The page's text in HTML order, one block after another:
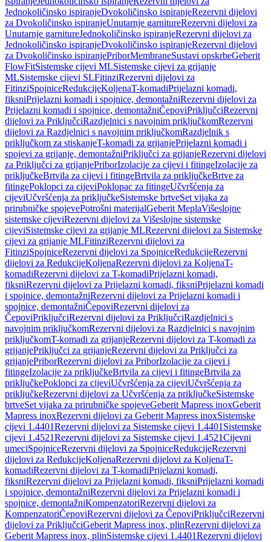
Jednokoličinsko ispiranjeDvokoličinsko ispiranjeRezervni dijelovi
za Dvokoličinsko ispiranjeUnutarnje garnitureRezervni dijelovi za
Unutarnje garnitureJednokoličinsko ispiranjeRezervni dijelovi za
Jednokoličinsko ispiranjeDvokoličinsko ispiranjeRezervni dijelovi
za Dvokoličinsko ispiranjePriborMembraneSustavi opskrbeGeberit
FlowFitSistemske cijevi MLSistemske cijevi za grijanje
MLSistemske cijevi SLFitinziRezervni dijelovi za
FitinziSpojniceRedukcijeKoljenaT-komadiPrijelazni komadi,
fiksniPrijelazni komadi i spojnice, demontažniRezervni dijelovi za
Prijelazni komadi i spojnice, demontažniČepoviPriključciRezervni
dijelovi za PriključciRazdjelnici s navojnim priključkomRezervni
dijelovi za Razdjelnici s navojnim priključkomRazdjelnik s
priključkom za stiskanjeT-komadi za grijanjePrijelazni komadi i
spojevi za grijanje, demontažniPriključci za grijanjeRezervni dijelovi
za Priključci za grijanjePriborIzolacije za cijevi i fitingeIzolacije za
priključkeBrtvila za cijevi i fitingeBrtvila za priključkeBrtve za
fitingePoklopci za cijeviPoklopac za fitingeUčvršćenja za
cijeviUčvršćenja za priključkeSistemske brtveSet vijaka za
prirubničke spojevePotrošni materijalGeberit MeplaVišeslojne
sistemske cijeviRezervni dijelovi za Višeslojne sistemske
cijeviSistemske cijevi za grijanje MLRezervni dijelovi za Sistemske
cijevi za grijanje MLFitinziRezervni dijelovi za
FitinziSpojniceRezervni dijelovi za SpojniceRedukcijeRezervni
dijelovi za RedukcijeKoljenaRezervni dijelovi za KoljenaT-
komadiRezervni dijelovi za T-komadiPrijelazni komadi,
fiksniRezervni dijelovi za Prijelazni komadi, fiksniPrijelazni komadi
i spojnice, demontažniRezervni dijelovi za Prijelazni komadi i
spojnice, demontažniČepoviRezervni dijelovi za
ČepoviPriključciRezervni dijelovi za PriključciRazdjelnici s
navojnim priključkomRezervni dijelovi za Razdjelnici s navojnim
priključkomT-komadi za grijanjeRezervni dijelovi za T-komadi za
grijanjePriključci za grijanjeRezervni dijelovi za Priključci za
grijanjePriborRezervni dijelovi za PriborIzolacije za cijevi i
fitingeIzolacije za priključkeBrtvila za cijevi i fitingeBrtvila za
priključkePoklopci za cijeviUčvršćenja za cijeviUčvršćenja za
priključkeRezervni dijelovi za Učvršćenja za priključkeSistemske
brtveSet vijaka za prirubničke spojeveGeberit Mapress inoxGeberit
Mapress inoxRezervni dijelovi za Geberit Mapress inoxSistemske
cijevi 1.4401Rezervni dijelovi za Sistemske cijevi 1.4401 Sistemske
cijevi 1.4521Rezervni dijelovi za Sistemske cijevi 1.4521Cijevni
umeciSpojniceRezervni dijelovi za SpojniceRedukcijeRezervni
dijelovi za RedukcijeKoljenaRezervni dijelovi za KoljenaT-
komadiRezervni dijelovi za T-komadiPrijelazni komadi,
fiksniRezervni dijelovi za Prijelazni komadi, fiksniPrijelazni komadi
i spojnice, demontažniRezervni dijelovi za Prijelazni komadi i
spojnice, demontažniKompenzatoriRezervni dijelovi za
KompenzatoriČepoviRezervni dijelovi za ČepoviPriključciRezervni
dijelovi za PriključciGeberit Mapress inox, plinRezervni dijelovi za
Geberit Mapress inox, plinSistemske cijevi 1.4401Rezervni dijelovi